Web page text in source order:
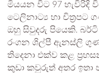
මියයන විට 97 හැවිරිදි
ටෙලිනාට්‍ය හා චිත්‍රපට
ඔහු සිවුදරු පියෙකි.
රංගන ශිල්පී ඇනස්ලි
තිදෙනා එක්ව කළ
කුඩා කවුරුත් අතර ඉතා